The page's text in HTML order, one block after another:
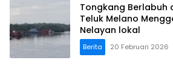
Tongkang Berlabuh
Teluk Melano
Nelayan lokal
Berita 20 Februari 2026